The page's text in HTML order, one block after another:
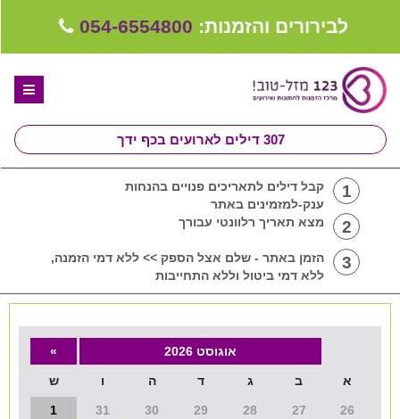
לבירורים והזמנות: 054-6554800
307 דילים לארועים בכף ידך
ספקים לחתונה מומלצים
קבלו ייעוץ בחינם
קבוצת וואטסאפ-ספקים עונים LIVE
שירות אישי בקליק
1
קבל דילים לתאריכים פנויים בהנחות
ענק-למזמינים באתר
2 מצא תאריך רלוונטי עבורך
3
הזמן באתר - שלם אצל הספק >> ללא דמי הזמנה,
ללא דמי ביטול וללא התחייבות
אוגוסט 2026 »
א ב ג ד ה ו ש
26
27
28
29
30
31
1